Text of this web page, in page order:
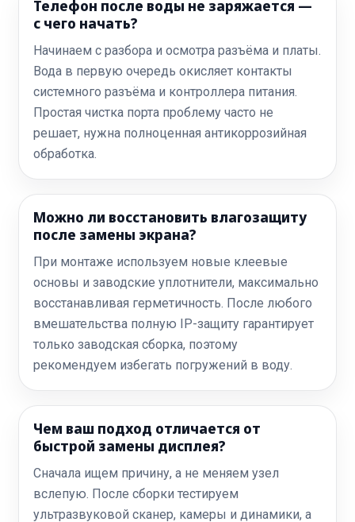
Телефон после воды не заряжается —
с чего начать?
Начинаем с разбора и осмотра разъёма и платы.
Вода в первую очередь окисляет контакты
системного разъёма и контроллера питания.
Простая чистка порта проблему часто не
решает, нужна полноценная антикоррозийная
обработка.
Можно ли восстановить влагозащиту
после замены экрана?
При монтаже используем новые клеевые
основы и заводские уплотнители, максимально
восстанавливая герметичность. После любого
вмешательства полную IP-защиту гарантирует
только заводская сборка, поэтому
рекомендуем избегать погружений в воду.
Чем ваш подход отличается от
быстрой замены дисплея?
Сначала ищем причину, а не меняем узел
вслепую. После сборки тестируем
ультразвуковой сканер, камеры и динамики, а